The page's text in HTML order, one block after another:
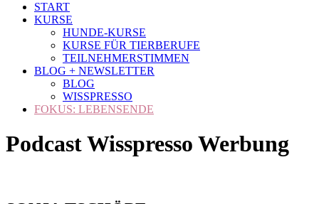
START
KURSE
HUNDE-KURSE
KURSE FÜR TIERBERUFE
TEILNEHMERSTIMMEN
BLOG + NEWSLETTER
BLOG
WISSPRESSO
FOKUS: LEBENSENDE
Podcast Wisspresso Werbung